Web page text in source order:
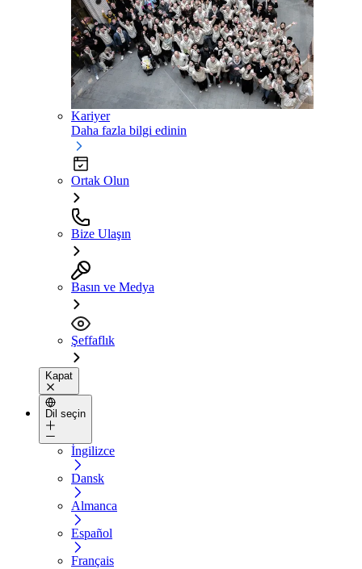
Kariyer
Daha fazla bilgi edinin
Ortak Olun
Bize Ulaşın
Basın ve Medya
Şeffaflık
Kapat
Dil seçin
İngilizce
Dansk
Almanca
Español
Français